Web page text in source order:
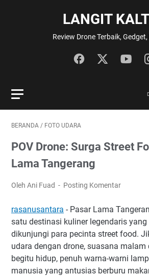
LANGIT
Review Drone Terbaik,
BERANDA / FOTO UDARA
POV Drone: Surga Street
Lama Tangerang
Oleh Ani Fuad Posting Komentar
rasanusantara - Pasar Lama
satu destinasi kuliner legendaris
dikunjungi para pecinta street food.
udara dengan drone, suasana
begitu hidup, penuh warna-warni
manusia yang antusias berburu